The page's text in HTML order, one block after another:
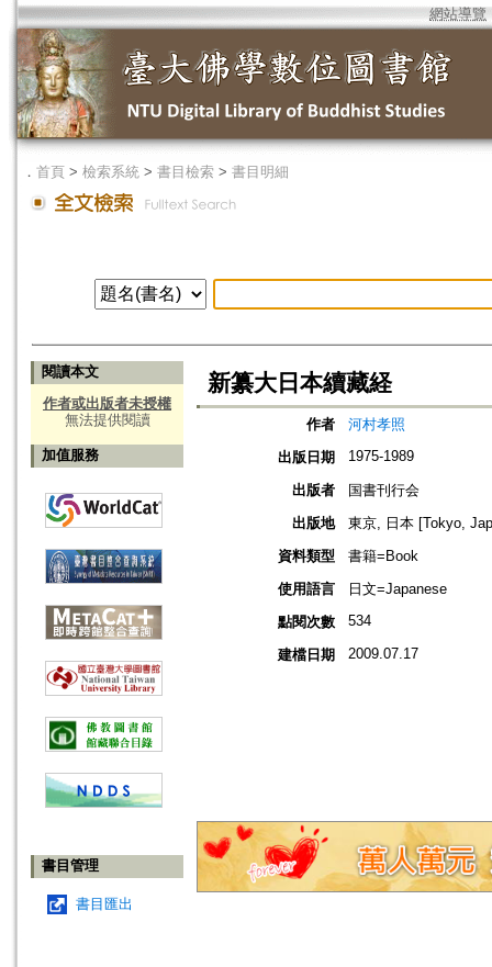
網站導覽
． 首頁 > 檢索系統 > 書目檢索 > 書目明細
閱讀本文
作者或出版者未授權
無法提供閱讀
加值服務
書目管理
書目匯出
新纂大日本續藏経
作者
河村孝照
出版日期
1975-1989
出版者
国書刊行会
出版地
東京, 日本 [Tokyo,
資料類型
書籍=Book
使用語言
日文=Japanese
點閱次數
534
建檔日期 2009.07.17